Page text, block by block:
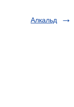
Алкальд